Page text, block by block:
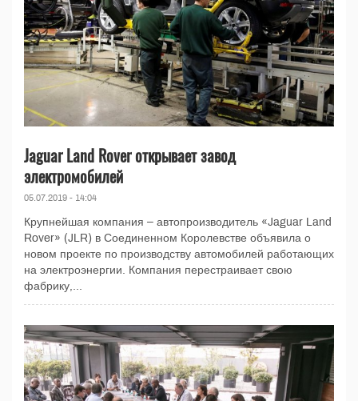
Jaguar Land Rover открывает завод
электромобилей
05.07.2019 - 14:04
Крупнейшая компания – автопроизводитель «Jaguar Land
Rover» (JLR) в Соединенном Королевстве объявила о
новом проекте по производству автомобилей работающих
на электроэнергии. Компания перестраивает свою
фабрику,...